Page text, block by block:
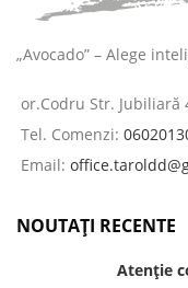
„Avocado” – Alege
or.Codru Str. Jubiliară
Tel. Comenzi:
Email:
NOUTAȚI RECENTE
Atenție